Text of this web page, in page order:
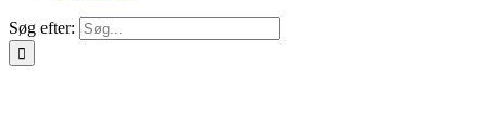
Søg efter: